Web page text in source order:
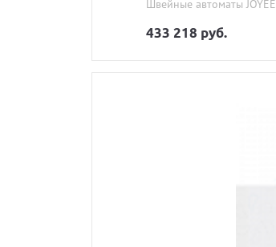
Швейные автоматы JOYEE
433 218 руб.